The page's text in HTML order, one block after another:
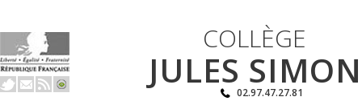
COLLÈGE
JULES SIMON
02.97.47.27.81